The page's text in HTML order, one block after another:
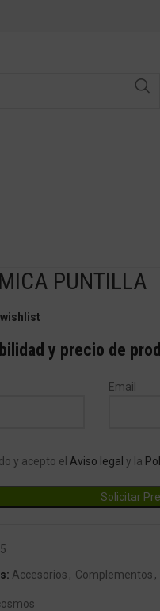
PUNTILLA
y precio de
Email
y acepto el Aviso legal y la
Accesorios , Complementos ,